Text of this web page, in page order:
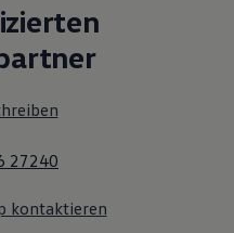
27240
kontaktieren